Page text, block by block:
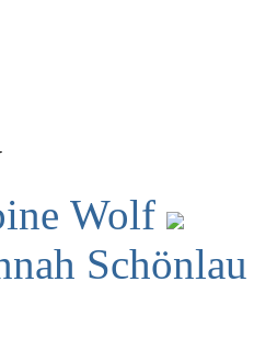
Wolf